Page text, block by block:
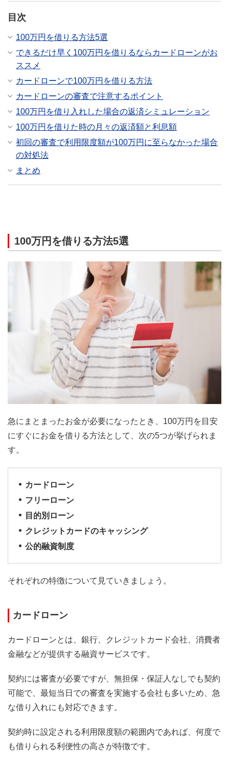
目次
100万円を借りる方法5選
できるだけ早く100万円を借りるならカードローンがお
ススメ
カードローンで100万円を借りる方法
カードローンの審査で注意するポイント
100万円を借り入れした場合の返済シミュレーション
100万円を借りた時の月々の返済額と利息額
初回の審査で利用限度額が100万円に至らなかった場合
の対処法
まとめ
100万円を借りる方法5選
急にまとまったお金が必要になったとき、100万円を目安
にすぐにお金を借りる方法として、次の5つが挙げられま
す。
カードローン
フリーローン
目的別ローン
クレジットカードのキャッシング
公的融資制度
それぞれの特徴について見ていきましょう。
カードローン
カードローンとは、銀行、クレジットカード会社、消費者
金融などが提供する融資サービスです。
契約には審査が必要ですが、無担保・保証人なしでも契約
可能で、最短当日での審査を実施する会社も多いため、急
な借り入れにも対応できます。
契約時に設定される利用限度額の範囲内であれば、何度で
も借りられる利便性の高さが特徴です。